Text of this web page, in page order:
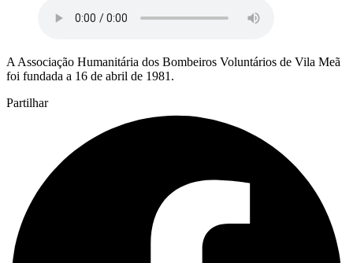
A Associação Humanitária dos Bombeiros Voluntários de Vila Meã
foi fundada a 16 de abril de 1981.
Partilhar